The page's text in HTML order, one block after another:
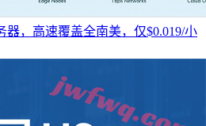
器，高速覆盖全南美，仅$0.019/小